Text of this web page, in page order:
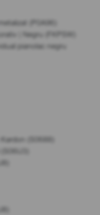
(P0A96)
| Negru (FKPSW)
pianolac negru
(S0688)